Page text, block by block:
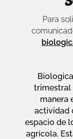
Para
trimestral
manera
actividad
espacio de
agrícola.